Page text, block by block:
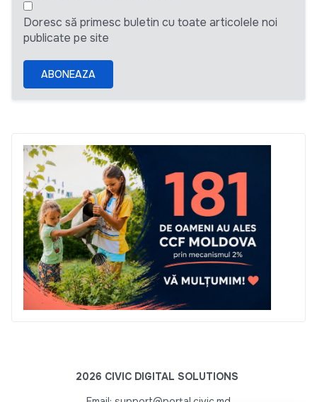
Doresc să primesc buletin cu toate articolele noi
publicate pe site
ABONEAZA
2026 CIVIC DIGITAL SOLUTIONS